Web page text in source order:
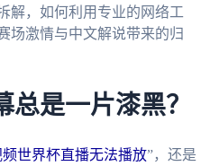
解，如何利用专业的网络工
场激情与中文解说带来的归
总是一片漆黑？
世界杯直播无法播放”，还是